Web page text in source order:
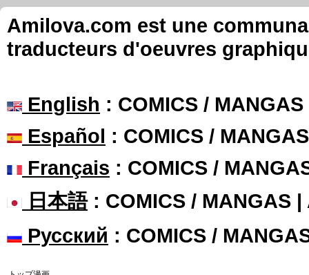
Amilova.com est une
traducteurs d'oeuvres
English : COMICS /
Español : COMICS /
Français : COMICS /
日本語: COMICS / MANGAS |
Русский : COMICS /